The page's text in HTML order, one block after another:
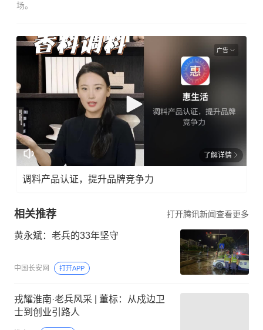
场。
广告
了解详情
调料产品认证，提升品牌竞争力
相关推荐 打开腾讯新闻查看更多
黄永斌：老兵的33年坚守
中国长安网 打开APP
戎耀淮南·老兵风采 | 董标：从戍边卫
士到创业引路人